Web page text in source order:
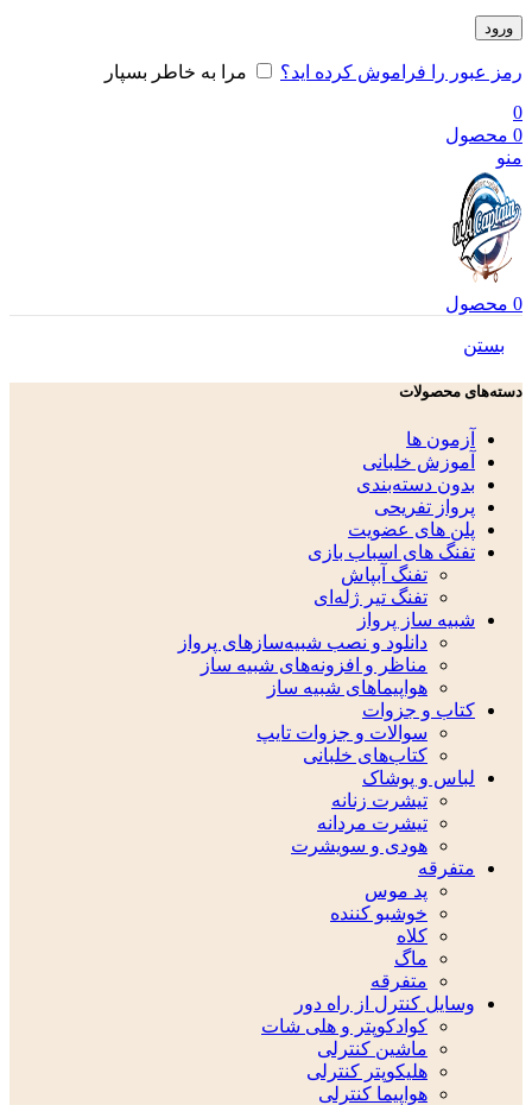
ورود
رمز عبور را فراموش کرده اید؟
مرا به خاطر بسپار
0
0 محصول
منو
0 محصول
بستن
دسته‌های محصولات
آزمون ها
آموزش خلبانی
بدون دسته‌بندی
پرواز تفریحی
پلن های عضویت
تفنگ های اسباب بازی
تفنگ آبپاش
تفنگ تیر ژله‌ای
شبیه ساز پرواز
دانلود و نصب شبیه‌سازهای پرواز
مناظر و افزونه‌های شبیه ساز
هواپیماهای شبیه ساز
کتاب و جزوات
سوالات و جزوات تایپ
کتاب‌های خلبانی
لباس و پوشاک
تیشرت زنانه
تیشرت مردانه
هودی و سویشرت
متفرقه
پد موس
خوشبو کننده
کلاه
ماگ
متفرقه
وسایل کنترل از راه دور
کوادکوپتر و هلی شات
ماشین کنترلی
هلیکوپتر کنترلی
هواپیما کنترلی